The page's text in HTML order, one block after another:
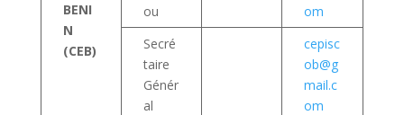
BENI
N
(CEB)
ou
om
Secré
taire
Génér
al
cepisc
ob@g
mail.c
om